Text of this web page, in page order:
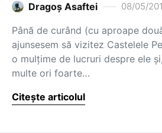
Dragoş Asaftei 08/05/
Până de curând (cu aproape
ajunsesem să vizitez Castelele
o mulțime de lucruri despre ele
multe ori foarte…
Citește articolul